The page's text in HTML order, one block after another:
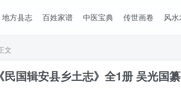
地方县志 百姓家谱 中医宝典 传世画卷 风
文
国辑安县乡土志》全1册 吴光国